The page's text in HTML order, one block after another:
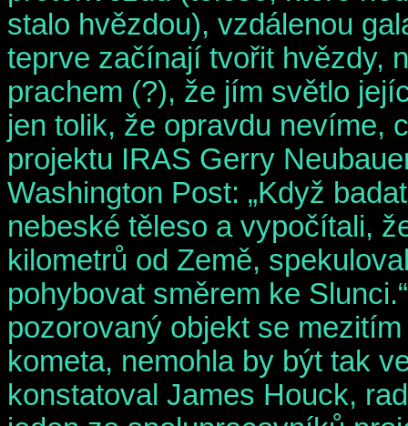
stalo hvězdou), vzdálenou
teprve začínají tvořit hvězdy,
prachem (?), že jím světlo
jen tolik, že opravdu nevíme,
projektu IRAS Gerry
Washington Post: „Když
nebeské těleso a vypočítali,
kilometrů od Země,
pohybovat směrem ke
pozorovaný objekt se
kometa, nemohla by být tak
konstatoval James Houck,